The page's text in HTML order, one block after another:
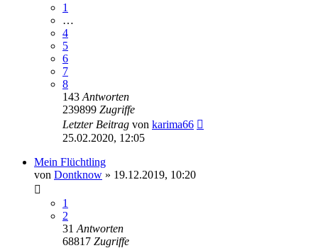
1
…
4
5
6
7
8
143 Antworten
239899 Zugriffe
Letzter Beitrag von karima66
25.02.2020, 12:05
Mein Flüchtling
von Dontknow » 19.12.2019, 10:20
1
2
31 Antworten
68817 Zugriffe